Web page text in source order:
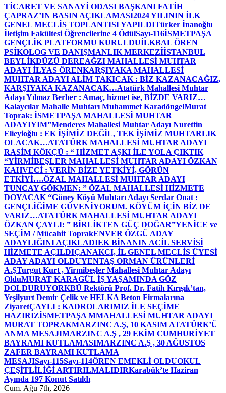
TİCARET VE SANAYİ ODASI BAŞKANI FATİH
ÇAPRAZ’IN BASIN AÇIKLAMASI2024 YILININ İLK
GENEL MECLİS TOPLANTISI YAPILDITürker İnanoğlu
İletişim Fakültesi Öğrencilerine 4 ÖdülSayı-116İSMETPAŞA
GENÇLİK PLATFORMU KURULDUİLKBAL ÖREN
PSİKOLOG VE DANIŞMANLIK MERKEZİİSTANBUL
BEYLİKDÜZÜ DEREAĞZI MAHALLESİ MUHTAR
ADAYI İLYAS ÖRENKARŞIYAKA MAHALLESİ
MUHTAR ADAYI ALİM TAKICAK : BİZ KAZANACAĞIZ,
KARŞIYAKA KAZANACAK…Atatürk Mahallesi Muhtar
Adayı Yılmaz Berber : Amaç, hizmet ise, BİZDE VARIZ…
Kalaycılar Mahalle Muhtarı Muhammet KaradöngelMurat
Toprak: İSMETPAŞA MAHALLESİ MUHTAR
ADAYIYIM”Menderes Mahallesi Muhtar Adayı Nurettin
Elieyioğlu : EK İŞİMİZ DEĞİL, TEK İŞİMİZ MUHTARLIK
OLACAK…ATATÜRK MAHALLESİ MUHTAR ADAYI
RASİM KÖKÇÜ : “ HİZMET AŞKI İLE YOLA ÇIKTIK
“YİRMİBEŞLER MAHALLESİ MUHTAR ADAYI ÖZKAN
KAHVECİ : VERİN BİZE YETKİYİ, GÖRÜN
ETKİYİ….ÖZAL MAHALLESİ MUHTAR ADAYI
TUNCAY GÖKMEN: ” ÖZAL MAHALLESİ HİZMETE
DOYACAK “Güney Köyü Muhtarı Adayı Serdar Onat :
GENÇLİĞİME GÜVENİYORUM. KÖYÜM İÇİN BİZ DE
VARIZ…ATATÜRK MAHALLESİ MUHTAR ADAYI
ÖZKAN ÇAYLI: ” BİRLİKTEN GÜÇ DOĞAR”YENİCE ve
SEÇİM / Mücahit ToprakENVER ÖZGÜ ADAY
ADAYLIĞINI AÇIKLADIEK BİNANIN ACİL SERVİSİ
HİZMETE AÇILDIÇANAKCI, İL GENEL MECLİS ÜYESİ
ADAY ADAYI OLDUYENTAŞ ORMAN ÜRÜNLERİ
A.ŞTurgut Kurt , Yirmibeşler Mahallesi Muhtar Adayı
OlduMURAT KARAGÜL İŞ YAŞAMINDA GÖZ
DOLDURUYORKBÜ Rektörü Prof. Dr. Fatih Kırışık’tan,
Yeşilyurt Demir Çelik ve HELKA Beton Firmalarına
ZiyaretÇAYLI : KADROLARIMIZ İLE SEÇİME
HAZIRIZİSMETPAŞA MMAHALLESİ MUHTAR ADAYI
MURAT TOPRAKMARZINC A.Ş, 10 KASIM ATATÜRK’Ü
ANMA MESAJIMARZINC A.Ş , 29 EKİM CUMHURİYET
BAYRAMI KUTLAMASIMARZINC A.Ş , 30 AĞUSTOS
ZAFER BAYRAMI KUTLAMA
MESAJISayı-115Sayı-114ÖREN EMEKLİ OLDUOKUL
ÇEŞİTLİLİĞİ ARTIRILMALIDIRKarabük’te Haziran
Ayında 197 Konut Satıldı
Cum. Ağu 7th, 2026